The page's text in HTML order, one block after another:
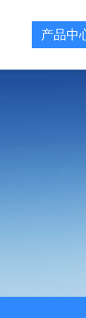
产品中